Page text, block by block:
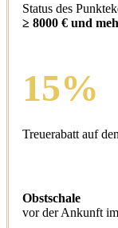
Status des
≥ 8000 € und
15%
Treuerabatt auf
Obstschale
vor der Ankunft